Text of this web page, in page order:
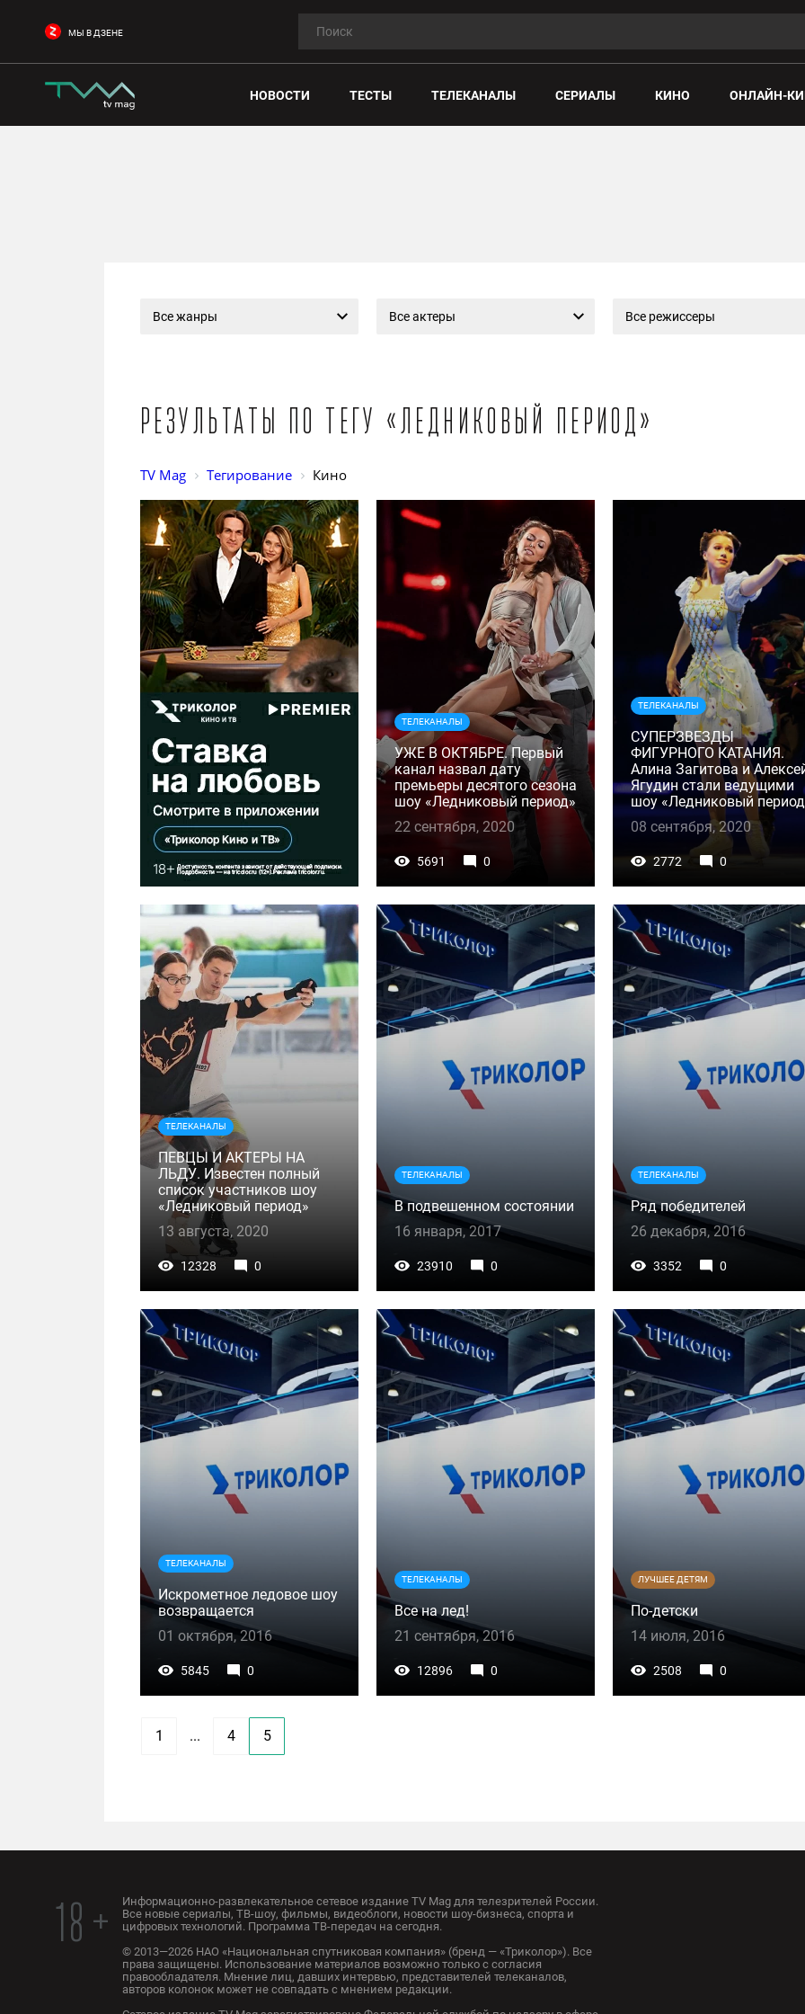
МЫ В ДЗЕНЕ
НОВОСТИ ТЕСТЫ ТЕЛЕКАНАЛЫ СЕРИАЛЫ КИНО ОНЛАЙН-
Все жанры Все актеры Все режиссеры
Результаты по тегу «Ледниковый период»
TV Mag Тегирование Кино
ТЕЛЕКАНАЛЫ
УЖЕ В ОКТЯБРЕ. Первый
канал назвал дату
премьеры десятого сезона
шоу «Ледниковый период»
22 сентября, 2020
5691 0
ТЕЛЕКАНАЛЫ
СУПЕРЗВЕЗДЫ
ФИГУРНОГО КАТАНИЯ.
Алина Загитова и
Ягудин стали ведущими
шоу «Ледниковый
08 сентября, 2020
2772 0
ТЕЛЕКАНАЛЫ
ПЕВЦЫ И АКТЕРЫ НА
ЛЬДУ. Известен полный
список участников шоу
«Ледниковый период»
13 августа, 2020
12328 0
ТЕЛЕКАНАЛЫ
В подвешенном состоянии
16 января, 2017
23910 0
ТЕЛЕКАНАЛЫ
Ряд победителей
26 декабря, 2016
3352 0
ТЕЛЕКАНАЛЫ
Искрометное ледовое шоу
возвращается
01 октября, 2016
5845 0
ТЕЛЕКАНАЛЫ
Все на лед!
21 сентября, 2016
12896 0
ЛУЧШЕЕ ДЕТЯМ
По-детски
14 июля, 2016
2508 0
1 ... 4 5
18 +
Информационно-развлекательное сетевое издание TV Mag для телезрителей России.
Все новые сериалы, ТВ-шоу, фильмы, видеоблоги, новости шоу-бизнеса, спорта и
цифровых технологий. Программа ТВ-передач на сегодня.
© 2013—2026 НАО «Национальная спутниковая компания» (бренд — «Триколор»). Все
права защищены. Использование материалов возможно только с согласия
правообладателя. Мнение лиц, давших интервью, представителей телеканалов,
авторов колонок может не совпадать с мнением редакции.